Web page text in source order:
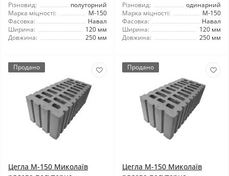
Різновид:
полуторний
Марка міцності:
М-150
Фасовка:
Навал
Ширина:
120 мм
Довжина:
250 мм
Різновид:
одинарний
Марка міцності:
М-150
Фасовка:
Навал
Ширина:
120 мм
Довжина:
250 мм
Продано
Цегла М-150 Миколаїв
Продано
Цегла М-150 Миколаїв